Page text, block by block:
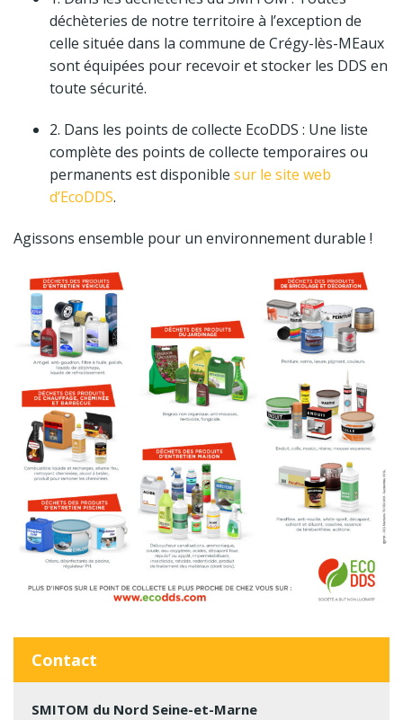
déchèteries de notre territoire à l’exception de
celle située dans la commune de Crégy-lès-MEaux
sont équipées pour recevoir et stocker les DDS en
toute sécurité.
2. Dans les points de collecte EcoDDS : Une liste
complète des points de collecte temporaires ou
permanents est disponible sur le site web
d’EcoDDS.
Agissons ensemble pour un environnement durable !
Contact
SMITOM du Nord Seine-et-Marne